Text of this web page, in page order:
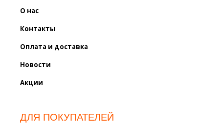
О нас
Контакты
Оплата и доставка
Новости
Акции
ДЛЯ ПОКУПАТЕЛЕЙ